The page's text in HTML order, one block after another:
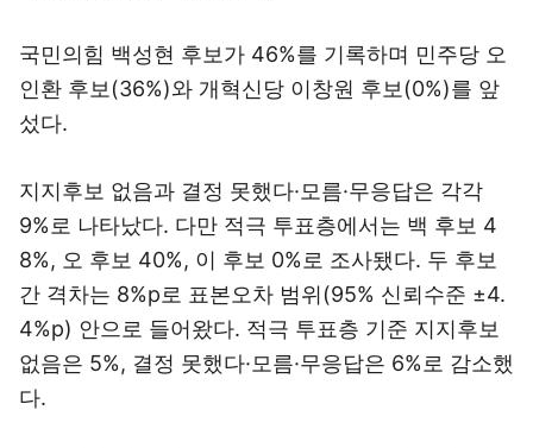
국민의힘 백성현 후보가 46%를 기록하며 민주당 오
인환 후보(36%)와 개혁신당 이창원 후보(0%)를 앞
섰다.
지지후보 없음과 결정 못했다·모름·무응답은 각각
9%로 나타났다. 다만 적극 투표층에서는 백 후보 4
8%, 오 후보 40%, 이 후보 0%로 조사됐다. 두 후보
간 격차는 8%p로 표본오차 범위(95% 신뢰수준 ±4.
4%p) 안으로 들어왔다. 적극 투표층 기준 지지후보
없음은 5%, 결정 못했다·모름·무응답은 6%로 감소했
다.